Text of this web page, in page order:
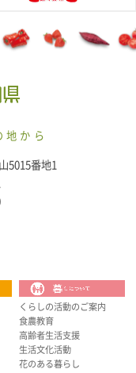
地から
5015番地1
くらしの活動のご案内
食農教育
高齢者生活支援
生活文化活動
花のある暮らし